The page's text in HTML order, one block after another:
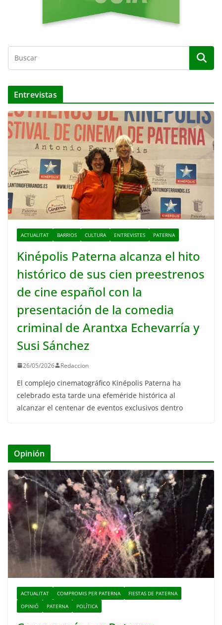
Entrevistas
ACTUALITAT BARRIOS CULTURA ENTREVISTES PATERNA
Kinépolis Paterna alcanza el hito
histórico de sus cien preestrenos
de cine español con la
presentación de la comedia
criminal de Arantxa Echevarría y
Susi Sánchez
26/05/2026 Redaccion
El complejo cinematográfico Kinépolis Paterna ha
celebrado esta tarde una efeméride histórica al
alcanzar el centenar de eventos exclusivos dentro
Opinión
ACTUALITAT COMPROMIS PER PATERNA
FIESTAS DE PATERNA
OPINIÓ
PATERNA POLÍTICA